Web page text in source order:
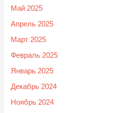
Май 2025
Апрель 2025
Март 2025
Февраль 2025
Январь 2025
Декабрь 2024
Ноябрь 2024